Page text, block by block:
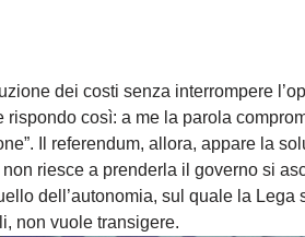
dei costi senza interrompere
rispondo così: a me la parola
Il referendum, allora, appare la
riesce a prenderla il governo si
dell’autonomia, sul quale la Lega
non vuole transigere.